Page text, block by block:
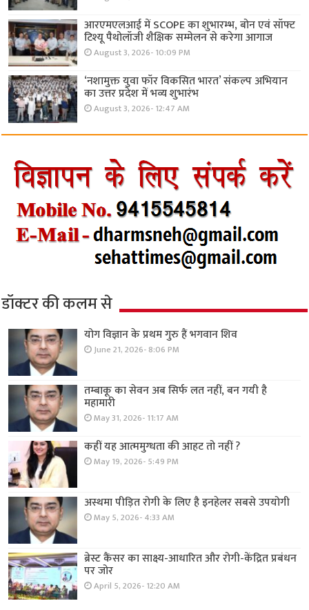
आरएमएलआई में SCOPE का शुभारम्भ, बोन एवं सॉफ्ट
टिश्यू पैथोलॉजी शैक्षिक सम्मेलन से करेगा आगाज
August 3, 2026- 10:09 PM
‘नशामुक्त युवा फॉर विकसित भारत’ संकल्प अभियान
का उत्तर प्रदेश में भव्य शुभारंभ
August 3, 2026- 12:47 AM
डॉक्टर की कलम से
योग विज्ञान के प्रथम गुरु हैं भगवान शिव
June 21, 2026- 8:06 PM
तम्बाकू का सेवन अब सिर्फ लत नहीं, बन गयी है
महामारी
May 31, 2026- 11:17 AM
कहीं यह आत्ममुग्धता की आहट तो नहीं ?
May 19, 2026- 5:49 PM
अस्थमा पीड़ित रोगी के लिए है इनहेलर सबसे उपयोगी
May 5, 2026- 4:33 AM
ब्रेस्ट कैंसर का साक्ष्य-आधारित और रोगी-केंद्रित प्रबंधन
पर जोर
April 5, 2026- 12:20 AM